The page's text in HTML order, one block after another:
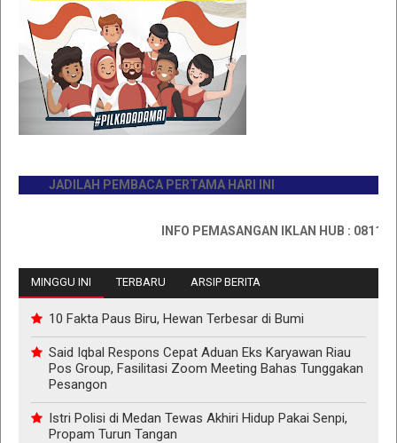
JADILAH PEMBACA PERTAMA HARI INI
INFO PEMASANGAN IKLAN HUB : 0811767335
MINGGU INI TERBARU ARSIP BERITA
10 Fakta Paus Biru, Hewan Terbesar di Bumi
Said Iqbal Respons Cepat Aduan Eks Karyawan Riau
Pos Group, Fasilitasi Zoom Meeting Bahas Tunggakan
Pesangon
Istri Polisi di Medan Tewas Akhiri Hidup Pakai Senpi,
Propam Turun Tangan